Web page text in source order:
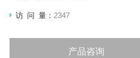
访 问 量： 2347
产品咨询